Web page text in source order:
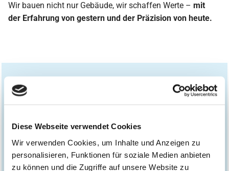
Diese Webseite verwendet Cookies
Wir verwenden Cookies, um Inhalte und Anzeigen zu
personalisieren, Funktionen für soziale Medien anbieten
zu können und die Zugriffe auf unsere Website zu
Wir bauen nicht nur Gebäude, wir schaffen Werte – mit
der Erfahrung von gestern und der Präzision von heute.

Festpreisgarantie